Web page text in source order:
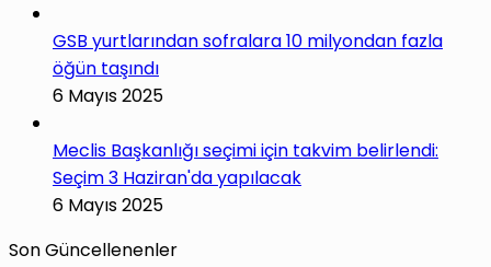
GSB yurtlarından sofralara 10 milyondan fazla
öğün taşındı
6 Mayıs 2025
Meclis Başkanlığı seçimi için takvim belirlendi:
Seçim 3 Haziran'da yapılacak
6 Mayıs 2025
Son Güncellenenler